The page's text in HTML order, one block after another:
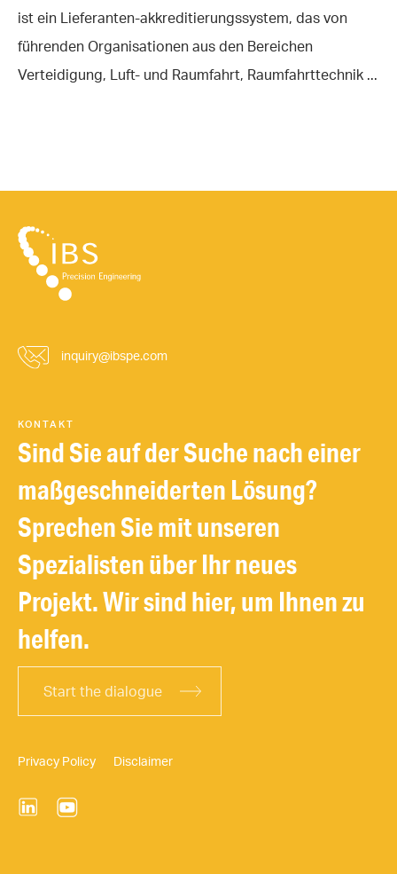
ist ein Lieferanten-akkreditierungssystem, das von
führenden Organisationen aus den Bereichen
Verteidigung, Luft- und Raumfahrt, Raumfahrttechnik ...
inquiry@ibspe.com
KONTAKT
Sind Sie auf der Suche nach einer
maßgeschneiderten Lösung?
Sprechen Sie mit unseren
Spezialisten über Ihr neues
Projekt. Wir sind hier, um Ihnen zu
helfen.
Start the dialogue
Privacy Policy Disclaimer